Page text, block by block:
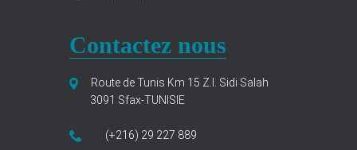
Contactez nous
Route de Tunis Km 15 Z.I. Sidi Salah
3091 Sfax-TUNISIE
(+216) 29 227 889